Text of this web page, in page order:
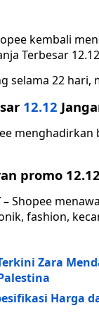
kembali
Terbesar
selama 22
12.12
promo
–Shopee
fashion,
Zara
Harga